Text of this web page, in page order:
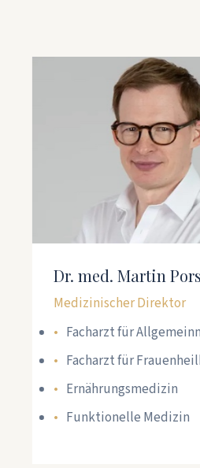
Dr. med. Martin
Medizinischer Direktor
Facharzt für
Facharzt für
Ernährungsmedizin
Funktionelle Medizin